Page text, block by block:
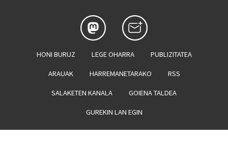
HONI BURUZ LEGE OHARRA PUBLIZITATEA
ARAUAK HARREMANETARAKO RSS
SALAKETEN KANALA GOIENA TALDEA
GUREKIN LAN EGIN